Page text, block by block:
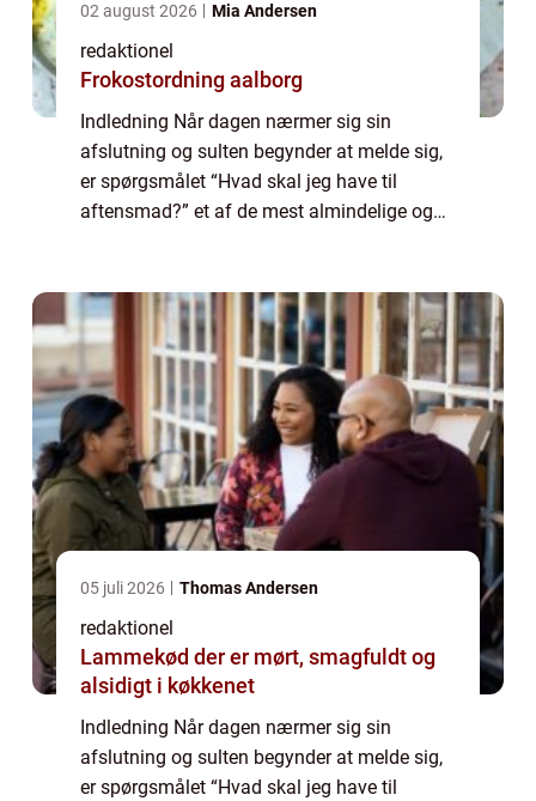
02 august 2026 Mia Andersen
redaktionel
Frokostordning aalborg
Indledning Når dagen nærmer sig sin
afslutning og sulten begynder at melde sig,
er spørgsmålet “Hvad skal jeg have til
aftensmad?” et af de mest almindelige og
05 juli 2026 Thomas Andersen
redaktionel
Lammekød der er mørt, smagfuldt og
alsidigt i køkkenet
Indledning Når dagen nærmer sig sin
afslutning og sulten begynder at melde sig,
er spørgsmålet “Hvad skal jeg have til